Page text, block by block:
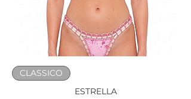
CLASSICO
ESTRELLA